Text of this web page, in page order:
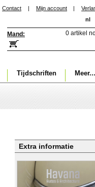
Contact | Mijn account |
nl
Mand: 0 artikel
Tijdschriften Meer...
Extra informatie